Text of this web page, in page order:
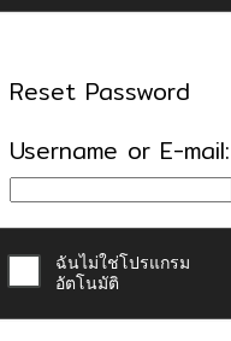
Reset Password
Username or E-mail: